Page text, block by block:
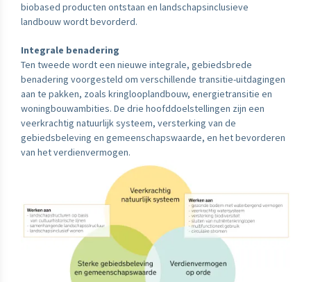
biobased producten ontstaan en landschapsinclusieve
landbouw wordt bevorderd.
Integrale benadering
Ten tweede wordt een nieuwe integrale, gebiedsbrede
benadering voorgesteld om verschillende transitie-uitdagingen
aan te pakken, zoals kringlooplandbouw, energietransitie en
woningbouwambities. De drie hoofddoelstellingen zijn een
veerkrachtig natuurlijk systeem, versterking van de
gebiedsbeleving en gemeenschapswaarde, en het bevorderen
van het verdienvermogen.